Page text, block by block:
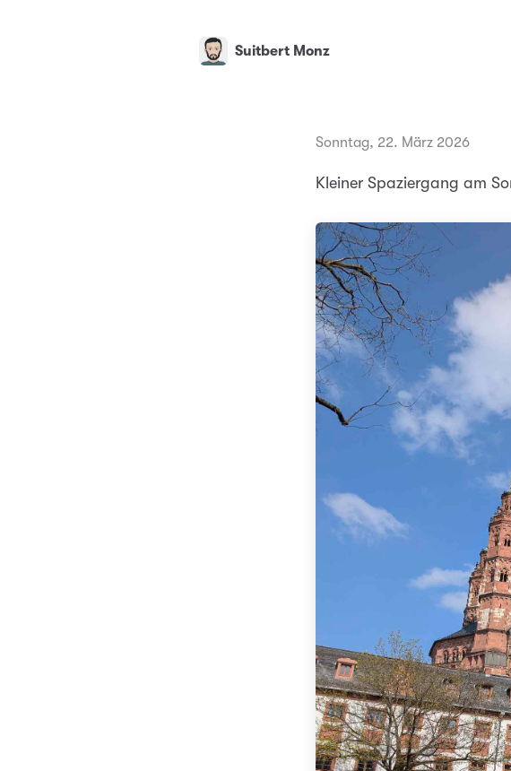
Suitbert Monz
Sonntag, 22. März 2026
Kleiner Spaziergang am